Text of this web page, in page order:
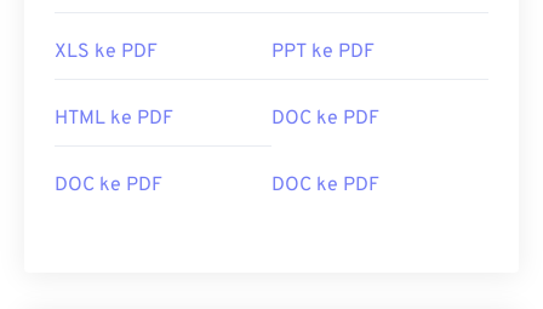
XLS ke PDF PPT ke PDF
HTML ke PDF DOC ke PDF
DOC ke PDF DOC ke PDF